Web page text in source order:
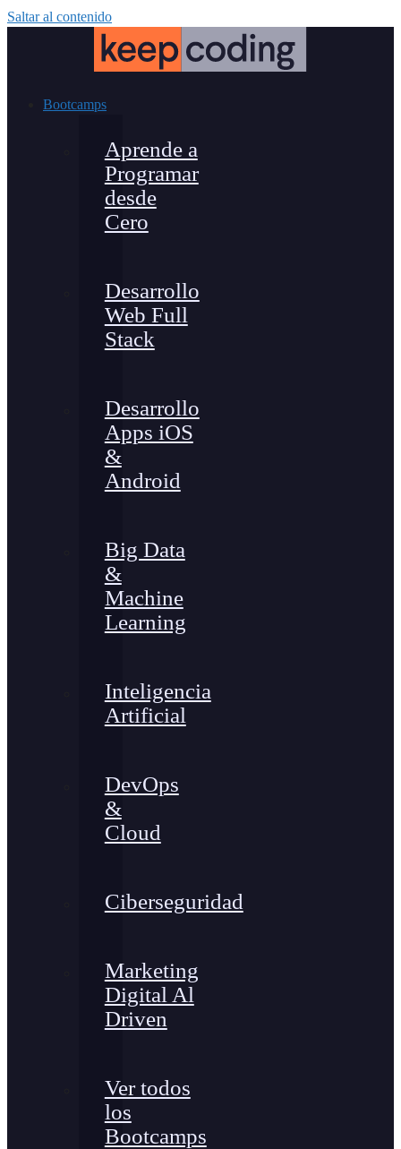
Saltar al contenido
Bootcamps
Aprende a
Programar
desde
Cero
Desarrollo
Web Full
Stack
Desarrollo
Apps iOS
&
Android
Big Data
&
Machine
Learning
Inteligencia
Artificial
DevOps
&
Cloud
Ciberseguridad
Marketing
Digital Al
Driven
Ver todos
los
Bootcamps